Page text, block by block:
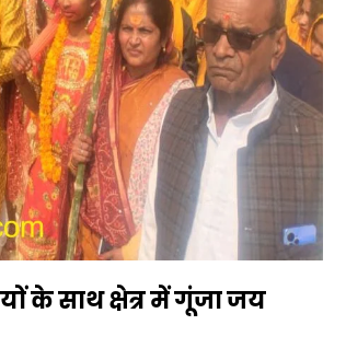
के साथ क्षेत्र में गूंजा जय